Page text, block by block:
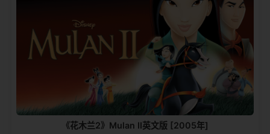
《花木兰2》Mulan II英文版 [2005年]